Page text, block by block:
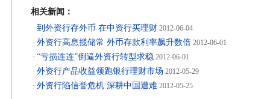
相关新闻：
· 到外资行存外币 在中资行买理财 2012-06-04
· 外资行高息揽储常 外币存款利率飙升数倍 2012-06-01
· “亏损连连”倒逼外资行转型求稳 2012-06-01
· 外资行产品收益领跑银行理财市场 2012-05-29
· 外资行陷信誉危机 深耕中国遭难 2012-05-25